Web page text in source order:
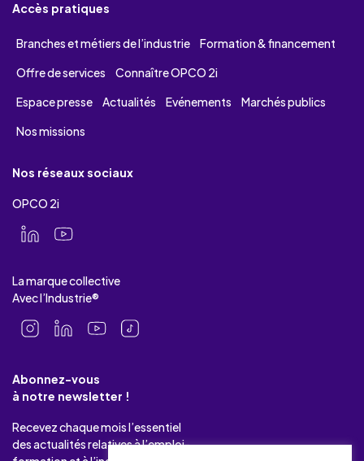
Accès pratiques
Branches et métiers de l’industrie
Formation & financement
Offre de services
Connaître OPCO 2i
Espace presse
Actualités Evénements
Marchés publics
Nos missions
Nos réseaux sociaux
OPCO 2i
La marque collective
Avec l’Industrie®
Abonnez-vous
à notre newsletter !
Recevez chaque mois l’essentiel
des actualités relatives à l’emploi-